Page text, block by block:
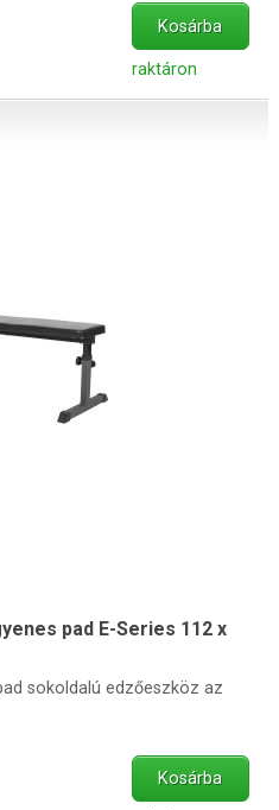
Kosárba
raktáron
pad E-Series 112 x
sokoldalú edzőeszköz az
Kosárba